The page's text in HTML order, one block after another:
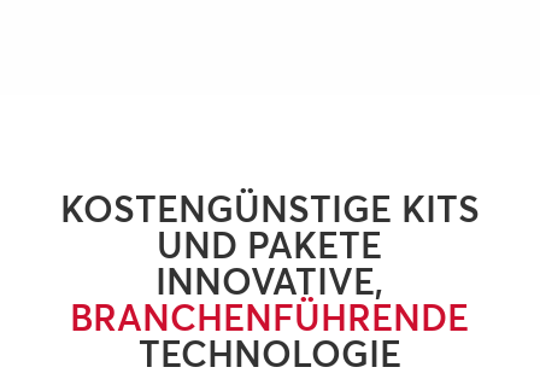
KOSTENGÜNSTIGE KITS
UND PAKETE
INNOVATIVE,
BRANCHENFÜHRENDE
TECHNOLOGIE